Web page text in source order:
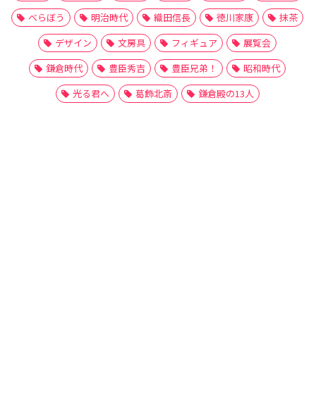
べらぼう
明治時代 織田信長 徳川家康
抹茶
デザイン
文房具 フィギュア
展覧会
鎌倉時代
豊臣秀吉 豊臣兄弟！
昭和時代
光る君へ
葛飾北斎 鎌倉殿の13人